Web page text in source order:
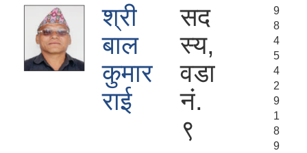
श्री
बाल
कुमार
राई
सद
स्य,
वडा
नं.
९
9
8
4
5
4
2
9
1
8
9